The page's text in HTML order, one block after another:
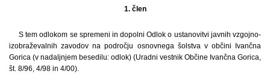
1. člen
S tem odlokom se spremeni in dopolni Odlok o ustanovitvi javnih vzgojno-
izobraževalnih zavodov na področju osnovnega šolstva v občini Ivančna
Gorica (v nadaljnjem besedilu: odlok) (Uradni vestnik Občine Ivančna Gorica,
št. 8/96, 4/98 in 4/00).